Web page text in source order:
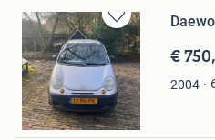
Bewaren
in
Mijn
Favorieten
€
2004
Gijs ter Braak
Amsterdam